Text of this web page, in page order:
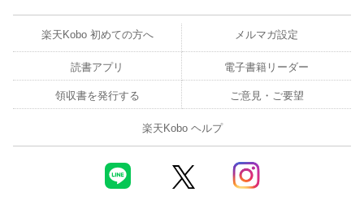
楽天Kobo 初めての方へ メルマガ設定
読書アプリ 電子書籍リーダー
領収書を発行する ご意見・ご要望
楽天Kobo ヘルプ